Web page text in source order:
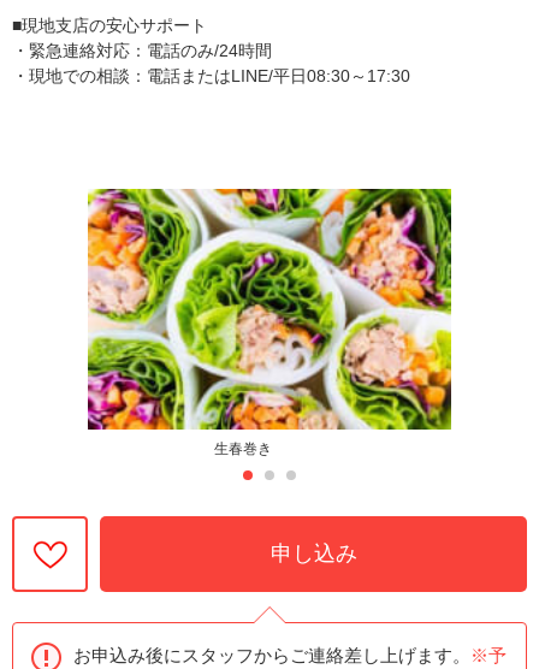
■現地支店の安心サポート
・緊急連絡対応：電話のみ/24時間
・現地での相談：電話またはLINE/平日08:30～17:30
生春巻き
申し込み
お申込み後にスタッフからご連絡差し上げます。
※予